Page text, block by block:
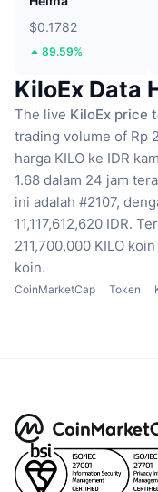
$0.1782
89.59%
KiloEx Data
The live KiloEx price
trading volume of Rp
harga KILO ke IDR
1.68 dalam 24 jam
ini adalah #2107,
11,117,612,620 IDR.
211,700,000 KILO koin
koin.
CoinMarketCap Token